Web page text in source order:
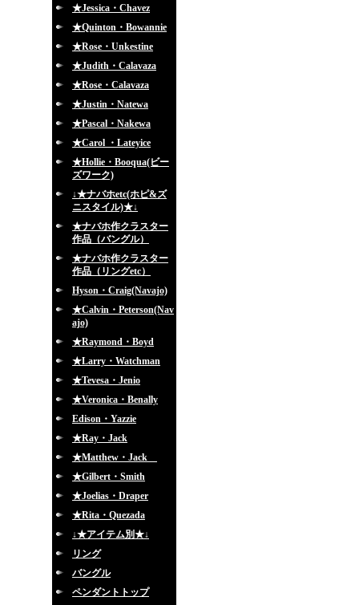
★Jessica・Chavez
★Quinton・Bowannie
★Rose・Unkestine
★Judith・Calavaza
★Rose・Calavaza
★Justin・Natewa
★Pascal・Nakewa
★Carol ・Lateyice
★Hollie・Booqua(ビー
ズワーク)
↓★ナバホetc(ホピ&ズ
ニスタイル)★↓
★ナバホ作クラスター
作品（バングル）
★ナバホ作クラスター
作品（リングetc）
Hyson・Craig(Navajo)
★Calvin・Peterson(Nav
ajo)
★Raymond・Boyd
★Larry・Watchman
★Tevesa・Jenio
★Veronica・Benally
Edison・Yazzie
★Ray・Jack
★Matthew・Jack
★Gilbert・Smith
★Joelias・Draper
★Rita・Quezada
↓★アイテム別★↓
リング
バングル
ペンダントトップ